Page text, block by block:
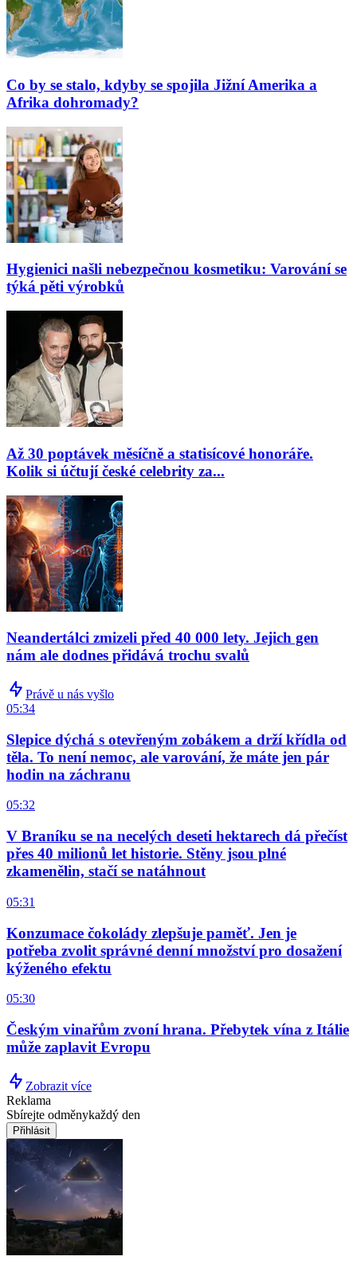
Co by se stalo, kdyby se spojila Jižní Amerika a
Afrika dohromady?
Hygienici našli nebezpečnou kosmetiku: Varování se
týká pěti výrobků
Až 30 poptávek měsíčně a statisícové honoráře.
Kolik si účtují české celebrity za...
Neandertálci zmizeli před 40 000 lety. Jejich gen
nám ale dodnes přidává trochu svalů
Právě u nás vyšlo
05:34
Slepice dýchá s otevřeným zobákem a drží křídla od
těla. To není nemoc, ale varování, že máte jen pár
hodin na záchranu
05:32
V Braníku se na necelých deseti hektarech dá přečíst
přes 40 milionů let historie. Stěny jsou plné
zkamenělin, stačí se natáhnout
05:31
Konzumace čokolády zlepšuje paměť. Jen je
potřeba zvolit správné denní množství pro dosažení
kýženého efektu
05:30
Českým vinařům zvoní hrana. Přebytek vína z Itálie
může zaplavit Evropu
Zobrazit více
Reklama
Sbírejte odměnykaždý den
Přihlásit